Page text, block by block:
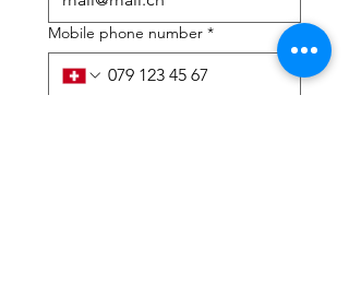
Mobile phone number *